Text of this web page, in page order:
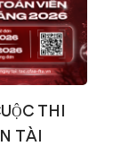
THI
TÀI